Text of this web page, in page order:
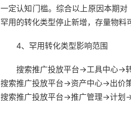
一定认知门槛。综合以上原因本期
罕用的转化类型停止新增，存量物料
4、罕用转化类型影响范围
搜索推广投放平台->工具中心->
搜索推广投放平台->资产中心->出
搜索推广投放平台->推广管理->计划-